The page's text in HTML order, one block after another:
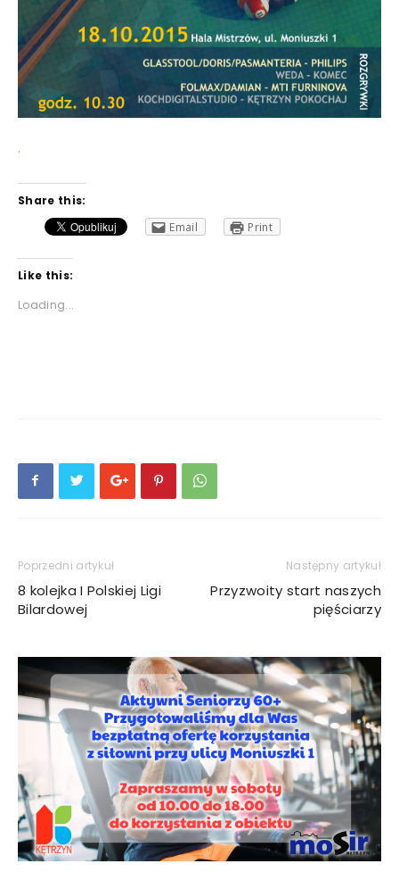
.
Share this:
Email
Print
Like this:
Loading...
Poprzedni artykuł
8 kolejka I Polskiej Ligi
Bilardowej
Następny artykuł
Przyzwoity start naszych
pięściarzy